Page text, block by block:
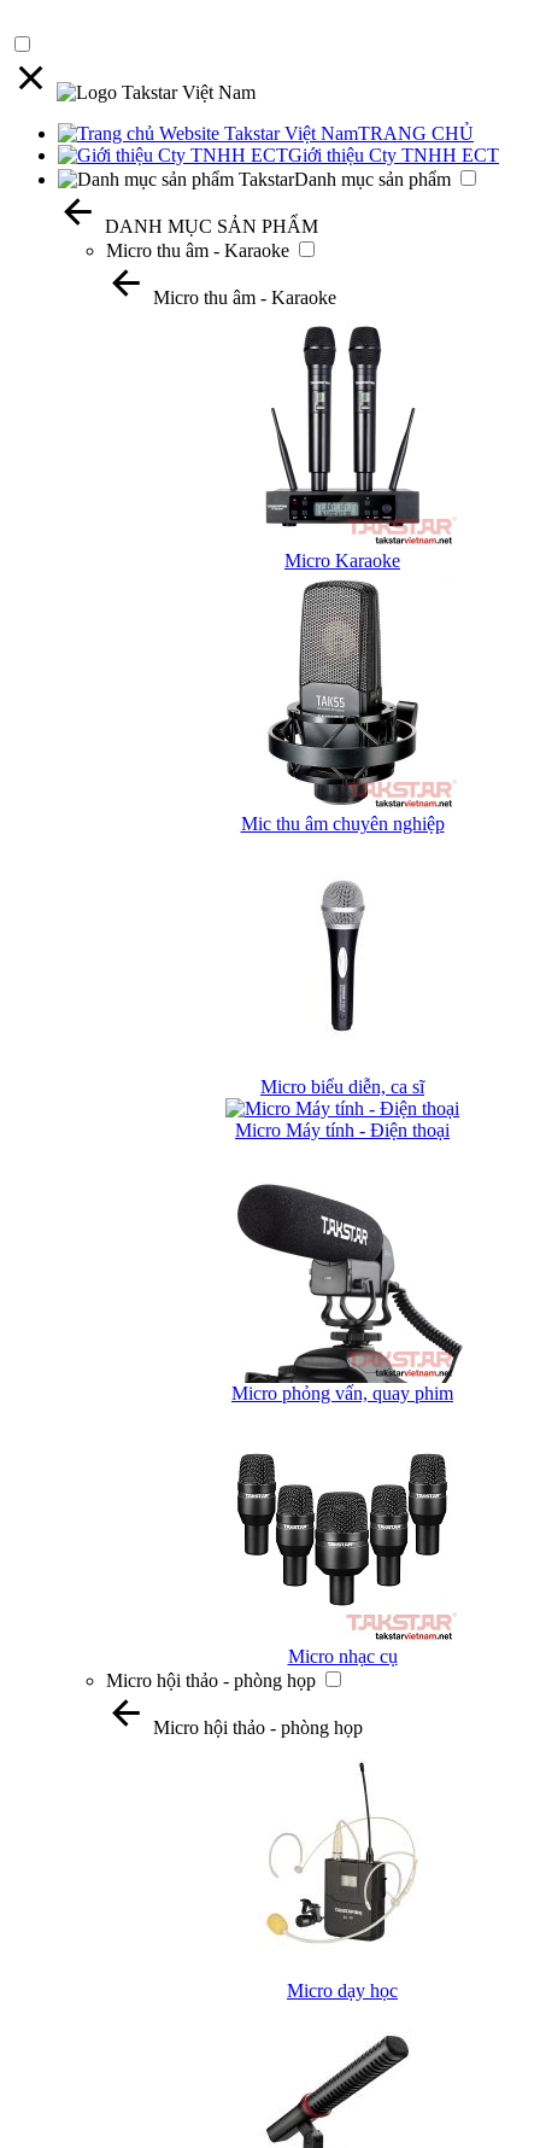
TRANG CHỦ
Giới thiệu Cty TNHH ECT
Danh mục sản phẩm
DANH MỤC SẢN PHẨM
Micro thu âm - Karaoke
Micro thu âm - Karaoke
Micro Karaoke
Mic thu âm chuyên nghiệp
Micro biểu diễn, ca sĩ
Micro Máy tính - Điện thoại
Micro phỏng vấn, quay phim
Micro nhạc cụ
Micro hội thảo - phòng họp
Micro hội thảo - phòng họp
Micro dạy học